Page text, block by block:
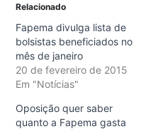
Relacionado
Fapema divulga lista de
bolsistas beneficiados no
mês de janeiro
20 de fevereiro de 2015
Em "Notícias"
Oposição quer saber
quanto a Fapema gasta